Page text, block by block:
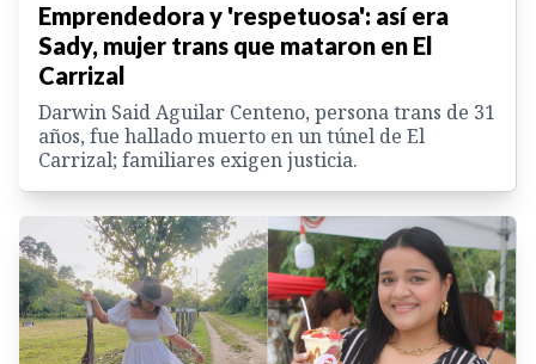
Emprendedora y 'respetuosa': así era
Sady, mujer trans que mataron en El
Carrizal
Darwin Said Aguilar Centeno, persona trans de 31
años, fue hallado muerto en un túnel de El
Carrizal; familiares exigen justicia.